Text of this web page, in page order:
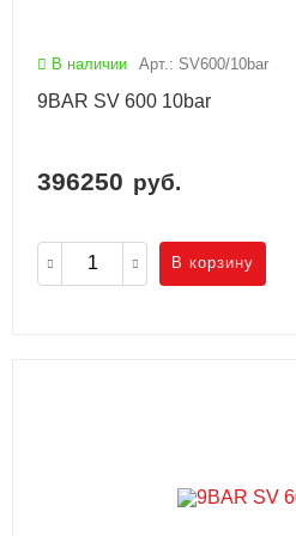
В наличии Арт.: SV600/10bar
9BAR SV 600 10bar
396250 руб.
В корзину